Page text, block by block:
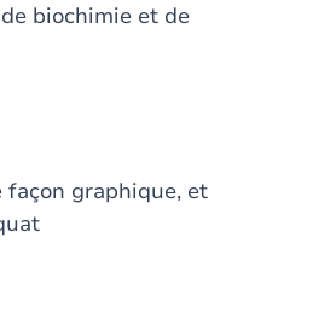
biochimie et de
graphique, et